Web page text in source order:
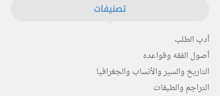
تصنيفات
أدب الطلب
أصول الفقه وقواعده
التاريخ والسير والأنساب والجغرافيا
التراجم والطبقات